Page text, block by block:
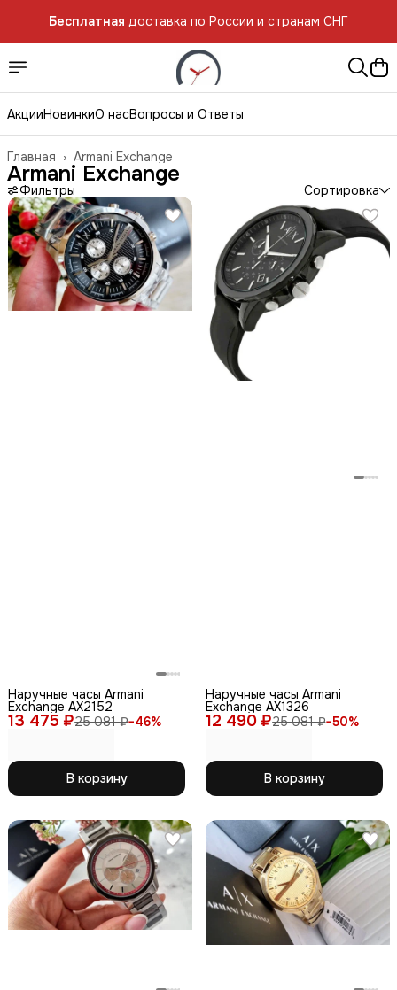
Бесплатная доставка по России и странам СНГ
доставка по России и странам СНГ
АкцииНовинкиО насВопросы и Ответы
Armani Exchange
Главная ›
Armani Exchange
Фильтры Сортировка
13 475 ₽25 081 ₽−46%
Наручные часы Armani
Exchange AX2152
В корзину
12 490 ₽25 081 ₽−50%
Наручные часы Armani
Exchange AX1326
В корзину